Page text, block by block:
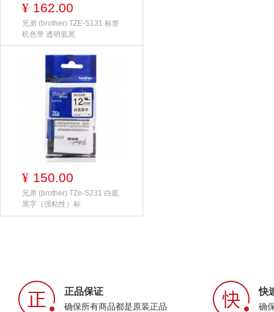
¥ 162.00
兄弟 (brother) TZE-S131 标签
机色带 透明底黑
¥ 150.00
兄弟 (brother) TZe-S231 白底
黑字（强粘性）标
正品保证
确保所有商品都是原装正品
快
确